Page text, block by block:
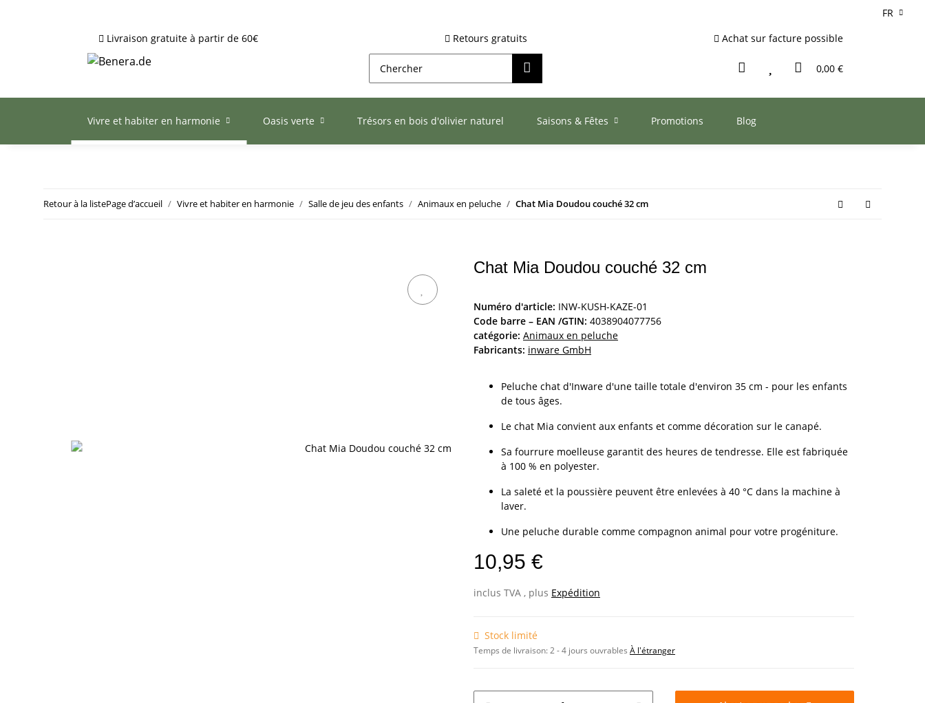
FR
Livraison gratuite à partir de 60€
Retours gratuits Achat sur facture possible
0,00 €
Vivre et habiter en harmonie Oasis verte Trésors en bois d'olivier naturel Saisons & Fêtes Promotions Blog
Retour à la listePage d’accueil Vivre et habiter en harmonie Salle de jeu des enfants Animaux en peluche Chat Mia Doudou couché 32 cm
Chat Mia Doudou couché 32 cm
Numéro d'article: INW-KUSH-KAZE-01
Code barre – EAN /GTIN: 4038904077756
catégorie: Animaux en peluche
Fabricants: inware GmbH
Peluche chat d'Inware d'une taille totale d'environ 35 cm - pour les enfants
de tous âges.
Le chat Mia convient aux enfants et comme décoration sur le canapé.
Sa fourrure moelleuse garantit des heures de tendresse. Elle est fabriquée
à 100 % en polyester.
La saleté et la poussière peuvent être enlevées à 40 °C dans la machine à
laver.
Une peluche durable comme compagnon animal pour votre progéniture.
10,95 €
inclus TVA , plus Expédition
Stock limité
Temps de livraison:2 - 4 jours ouvrables À l'étranger